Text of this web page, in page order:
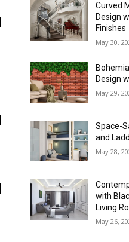
Curved
Design
Finishes
May 30,
Design
May 29,
Space-
and
May 28,
with
Living
May 26,